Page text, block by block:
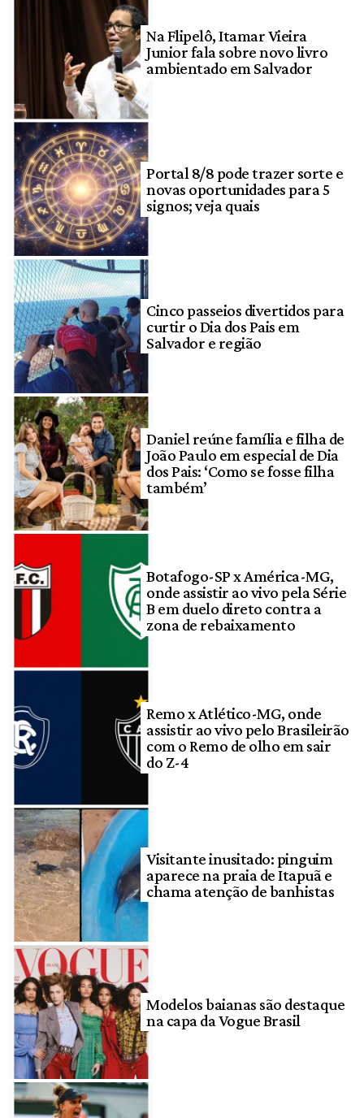
Na Flipelô, Itamar Vieira
Junior fala sobre novo livro
ambientado em Salvador
Portal 8/8 pode trazer sorte e
novas oportunidades para 5
signos; veja quais
Cinco passeios divertidos para
curtir o Dia dos Pais em
Salvador e região
Daniel reúne família e filha de
João Paulo em especial de Dia
dos Pais: ‘Como se fosse filha
também’
Botafogo-SP x América-MG,
onde assistir ao vivo pela Série
B em duelo direto contra a
zona de rebaixamento
Remo x Atlético-MG, onde
assistir ao vivo pelo Brasileirão
com o Remo de olho em sair
do Z-4
Visitante inusitado: pinguim
aparece na praia de Itapuã e
chama atenção de banhistas
Modelos baianas são destaque
na capa da Vogue Brasil